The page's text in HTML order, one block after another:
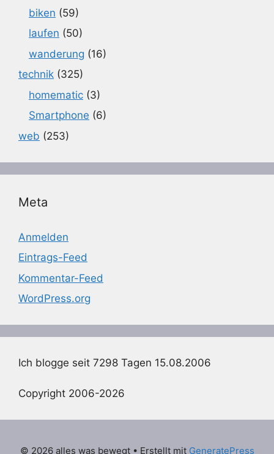
biken (59)
laufen (50)
wanderung (16)
technik (325)
homematic (3)
Smartphone (6)
web (253)
Meta
Anmelden
Eintrags-Feed
Kommentar-Feed
WordPress.org
Ich blogge seit 7298 Tagen 15.08.2006
Copyright 2006-2026
© 2026 alles was bewegt• Erstellt mit GeneratePress